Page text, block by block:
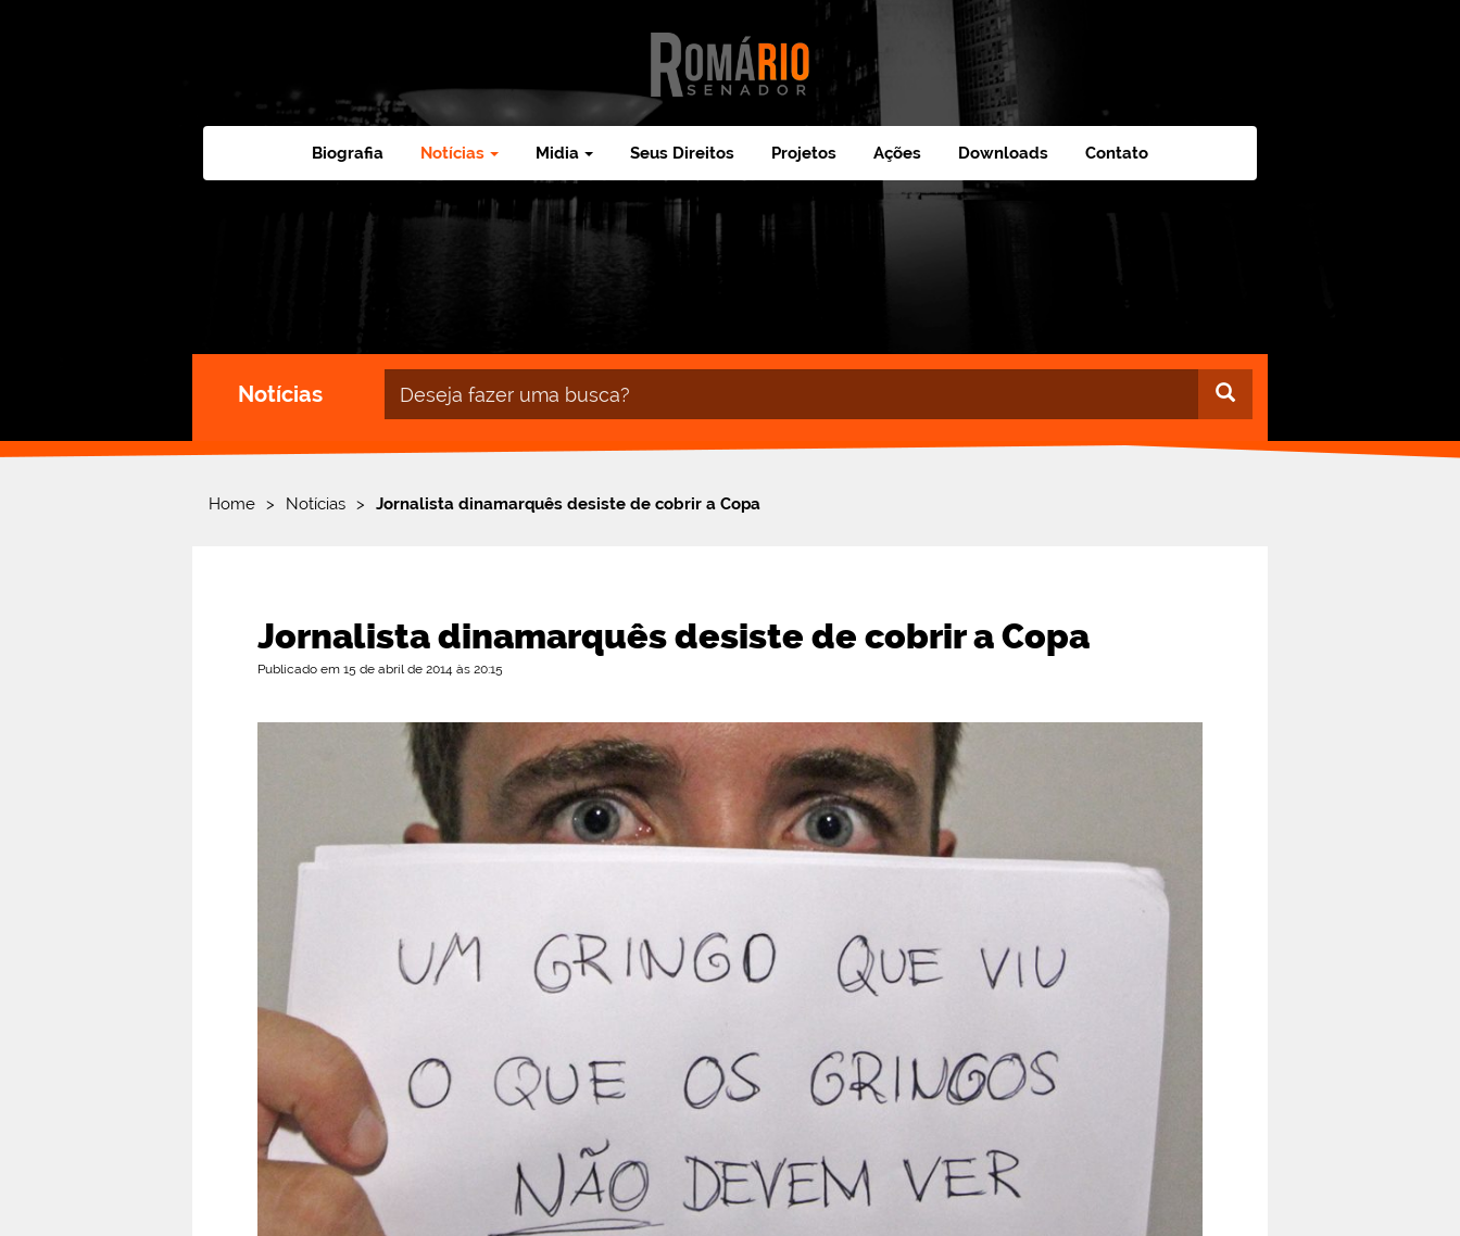
Biografia Notícias Midia Seus Direitos Projetos Ações Downloads Contato
Notícias
busca
Buscar
Home > Notícias > Jornalista dinamarquês desiste de cobrir a Copa
Jornalista dinamarquês desiste de cobrir a Copa
Publicado em 15 de abril de 2014 às 20:15